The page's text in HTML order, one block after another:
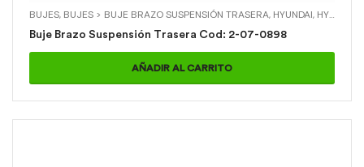
BUJES, BUJES > BUJE BRAZO SUSPENSIÓN TRASERA, HYUNDAI, HYUNDAI > ACCENT
Buje Brazo Suspensión Trasera Cod: 2-07-0898
AÑADIR AL CARRITO